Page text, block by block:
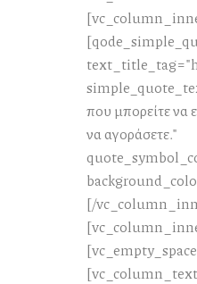
που μπορείτε να
να αγοράσετε."
[/